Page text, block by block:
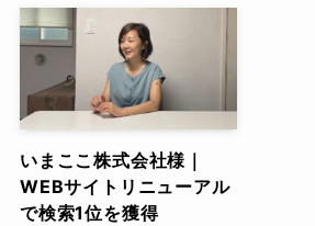
いまここ株式会社様｜
WEBサイトリニューアル
で検索1位を獲得